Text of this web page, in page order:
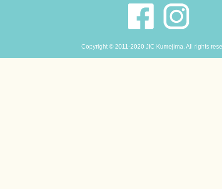
Copyright © 2011-2020 JiC Kumejima. All rights